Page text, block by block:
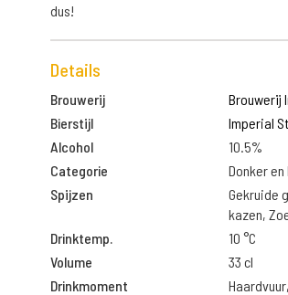
dus!
Details
Brouwerij
Brouwerij
Bierstijl
Imperial
Alcohol
10.5%
Categorie
Donker en
Spijzen
Gekruide
kazen,
Drinktemp.
10 °C
Volume
33 cl
Drinkmoment